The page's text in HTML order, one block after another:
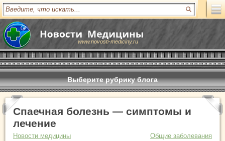
www.novosti-mediciny.ru
Выберите рубрику блога
Спаечная болезнь — симптомы и
лечение
Новости медицины Общие заболевания